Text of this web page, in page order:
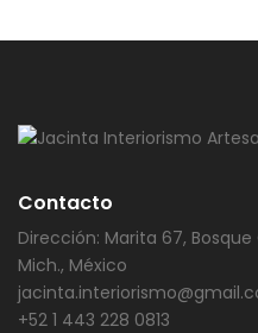
Contacto
Dirección: Marita 67,
Mich., México
+52 1 443 228 0813